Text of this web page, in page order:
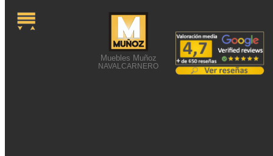
Muebles Muñoz
NAVALCARNERO